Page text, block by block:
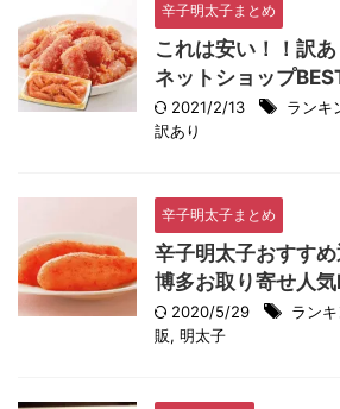
辛子明太子まとめ
これは安い！！訳
ネットショップ
2021/2/13 ランキ
訳あり
辛子明太子まとめ
辛子明太子おすすめ
博多お取り寄せ人気
2020/5/29 ラン
販, 明太子